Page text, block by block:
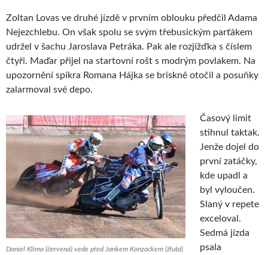
Zoltan Lovas ve druhé jízdě v prvním oblouku předčil Adama
Nejezchlebu. On však spolu se svým třebusickým parťákem
udržel v šachu Jaroslava Petráka. Pak ale rozjížďka s číslem
čtyři. Maďar přijel na startovní rošt s modrým povlakem. Na
upozornění spíkra Romana Hájka se briskně otočil a posuňky
zalarmoval své depo.
Daniel Klíma (červená) vede před Jankem Konzackem (žlutá)
Časový limit
stihnul taktak.
Jenže dojel do
první zatáčky,
kde upadl a
byl vyloučen.
Slaný v repete
exceloval.
Sedmá jízda
psala